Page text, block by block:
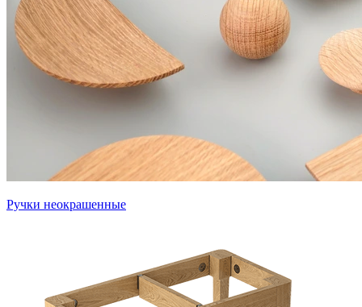
Ручки неокрашенные